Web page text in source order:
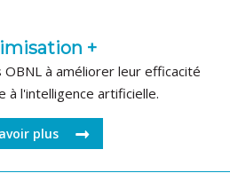
+
à améliorer leur efficacité
à l'intelligence artificielle.
plus